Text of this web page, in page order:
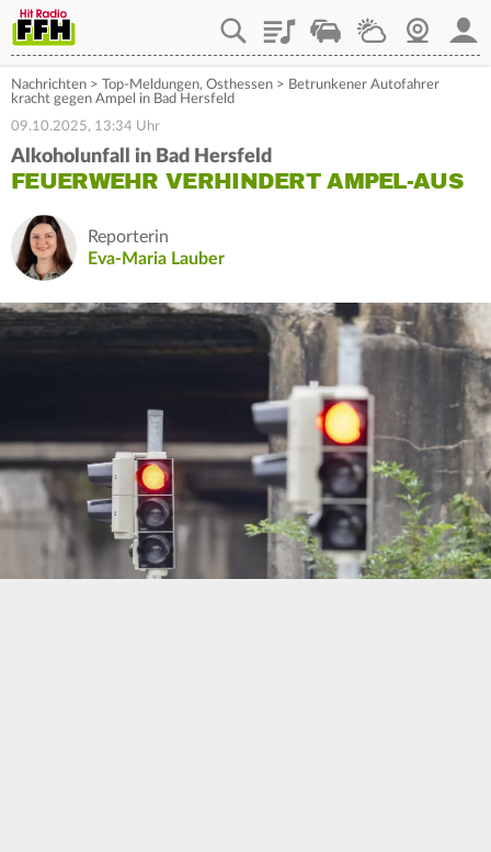
PlaylistStaupilotWetterWebcam
Nachrichten > Top-Meldungen, Osthessen > Betrunkener Autofahrer
kracht gegen Ampel in Bad Hersfeld
09.10.2025, 13:34 Uhr
Alkoholunfall in Bad Hersfeld
FEUERWEHR VERHINDERT AMPEL-AUS
Reporterin
Eva-Maria Lauber